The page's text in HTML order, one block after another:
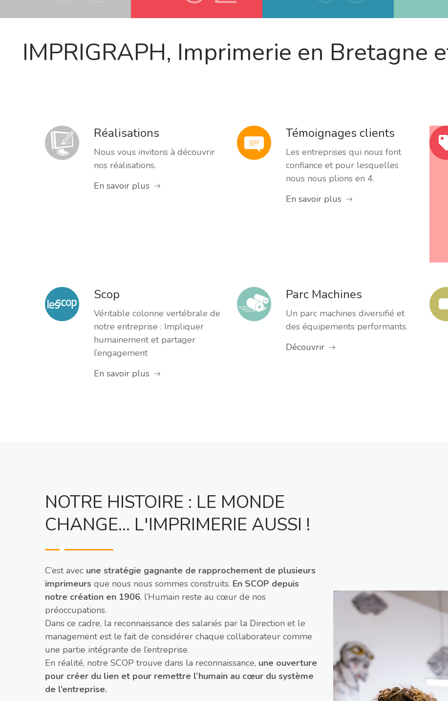
IMPRIGRAPH, Imprimerie en Bretagne
Réalisations
Nous vous invitons à découvrir
nos réalisations.
En savoir plus
Témoignages clients
Les entreprises qui nous font
confiance et pour lesquelles
nous nous plions en 4.
En savoir plus
Scop
Véritable colonne vertébrale de
notre entreprise : Impliquer
humainement et partager
l’engagement
En savoir plus
Parc Machines
Un parc machines diversifié et
des équipements performants.
Découvrir
NOTRE HISTOIRE : LE MONDE
CHANGE... L'IMPRIMERIE AUSSI !
C’est avec une stratégie gagnante de rapprochement de plusieurs
imprimeurs que nous nous sommes construits. En SCOP depuis
notre création en 1906, l’Humain reste au cœur de nos
préoccupations.
Dans ce cadre, la reconnaissance des salariés par la Direction et le
management est le fait de considérer chaque collaborateur comme
une partie intégrante de l’entreprise.
En réalité, notre SCOP trouve dans la reconnaissance, une ouverture
pour créer du lien et pour remettre l’humain au cœur du système
de l’entreprise.